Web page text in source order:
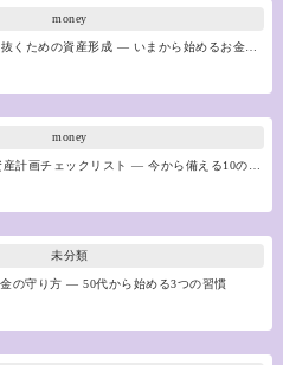
money
抜くための資産形成 ― いまから始めるお金…
money
産計画チェックリスト ― 今から備える10の…
未分類
の守り方 ― 50代から始める3つの習慣